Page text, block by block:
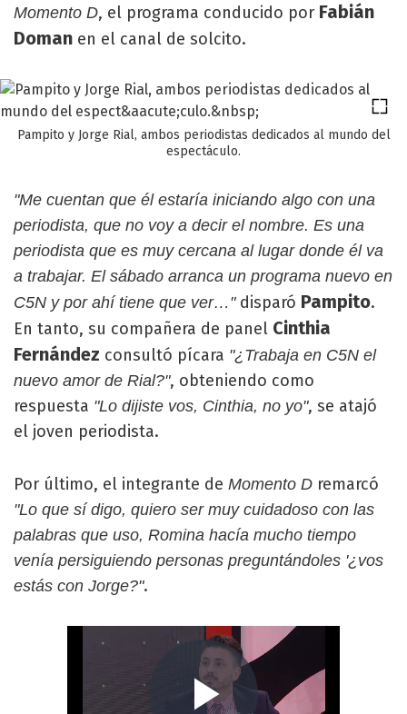
Momento D, el programa conducido por Fabián
Doman en el canal de solcito.
Pampito y Jorge Rial, ambos periodistas dedicados al mundo del
espectáculo.
"Me cuentan que él estaría iniciando algo con una
periodista, que no voy a decir el nombre. Es una
periodista que es muy cercana al lugar donde él va
a trabajar. El sábado arranca un programa nuevo en
C5N y por ahí tiene que ver…"disparó Pampito.
En tanto, su compañera de panel Cinthia
Fernández consultó pícara "¿Trabaja en C5N el
nuevo amor de Rial?", obteniendo como
respuesta "Lo dijiste vos, Cinthia, no yo", se atajó
el joven periodista.
Por último, el integrante de Momento D remarcó
"Lo que sí digo, quiero ser muy cuidadoso con las
palabras que uso, Romina hacía mucho tiempo
venía persiguiendo personas preguntándoles '¿vos
estás con Jorge?".